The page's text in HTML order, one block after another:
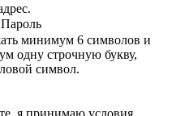
Пароль
минимум 6 символов и
одну строчную букву,
символ.
я принимаю условия